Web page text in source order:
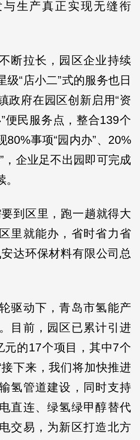
生产真正实现无缝衔
断拉长，园区企业持续
级“店小二”式的服务也日
政府在园区创新启用“资
便民服务点，整合139个
80%事项“园内办”、20%
，企业足不出园即可完成
到区里，跑一趟就得大
里就能办，省时省力省
达环保材料有限公司总
驱动下，青岛市氢能产
目前，园区已累计引进
元的17个项目，其中7个
下来，我们将加快推进
氢管道建设，同时支持
直连、绿氢绿甲醇替代
交易，为新区打造北方